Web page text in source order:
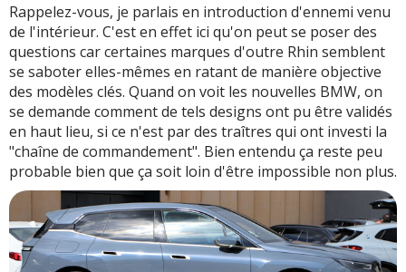
Rappelez-vous, je parlais en introduction d'ennemi venu
de l'intérieur. C'est en effet ici qu'on peut se poser des
questions car certaines marques d'outre Rhin semblent
se saboter elles-mêmes en ratant de manière objective
des modèles clés. Quand on voit les nouvelles BMW, on
se demande comment de tels designs ont pu être validés
en haut lieu, si ce n'est par des traîtres qui ont investi la
"chaîne de commandement". Bien entendu ça reste peu
probable bien que ça soit loin d'être impossible non plus.